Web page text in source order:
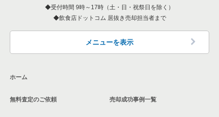
中郡の飲食店の居抜き売却物件の案件一覧
三浦郡の飲食店の居抜き売却物件の案件一覧
茅ヶ崎市の飲食店の居抜き売却物件の案件一覧
神奈川県の和食の居抜き売却物件の案件一覧
神奈川県の洋食の居抜き売却物件の案件一覧
受付時間 9時～17時（土・日・祝祭日を除く）
飲食店ドットコム 居抜き売却担当者まで
メニューを表示
ホーム
無料査定のご依頼 売却成功事例一覧